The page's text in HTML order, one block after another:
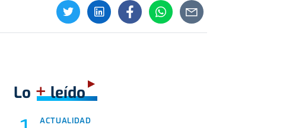
Lo +leído
ACTUALIDAD